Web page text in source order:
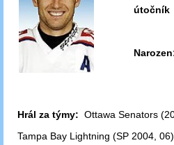
útočník
Hrál za týmy: Ottawa Senators
Tampa Bay Lightning (SP 2004,